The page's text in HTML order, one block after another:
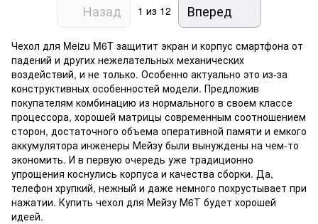
Назад 1 из 12 Вперед
Чехол для Meizu M6T защитит экран и корпус смартфона от
падений и других нежелательных механических
воздействий, и не только. Особенно актуально это из-за
конструктивных особенностей модели. Предложив
покупателям комбинацию из нормального в своем классе
процессора, хорошей матрицы современным соотношением
сторон, достаточного объема оперативной памяти и емкого
аккумулятора инженеры Мейзу были вынуждены на чем-то
экономить. И в первую очередь уже традиционно
упрощения коснулись корпуса и качества сборки. Да,
телефон хрупкий, нежный и даже немного похрустывает при
нажатии. Купить чехол для Мейзу М6Т будет хорошей
идеей.